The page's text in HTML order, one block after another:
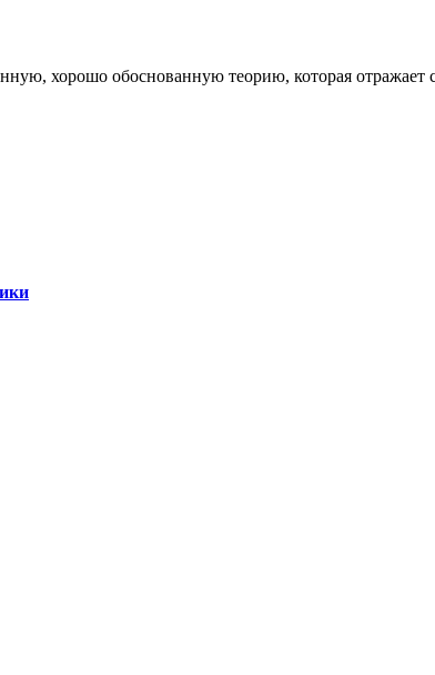
хорошо обоснованную теорию, которая отражает